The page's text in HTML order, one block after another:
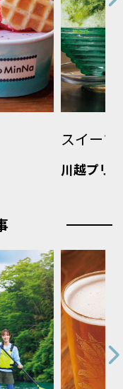
スイーツ
川越プリ